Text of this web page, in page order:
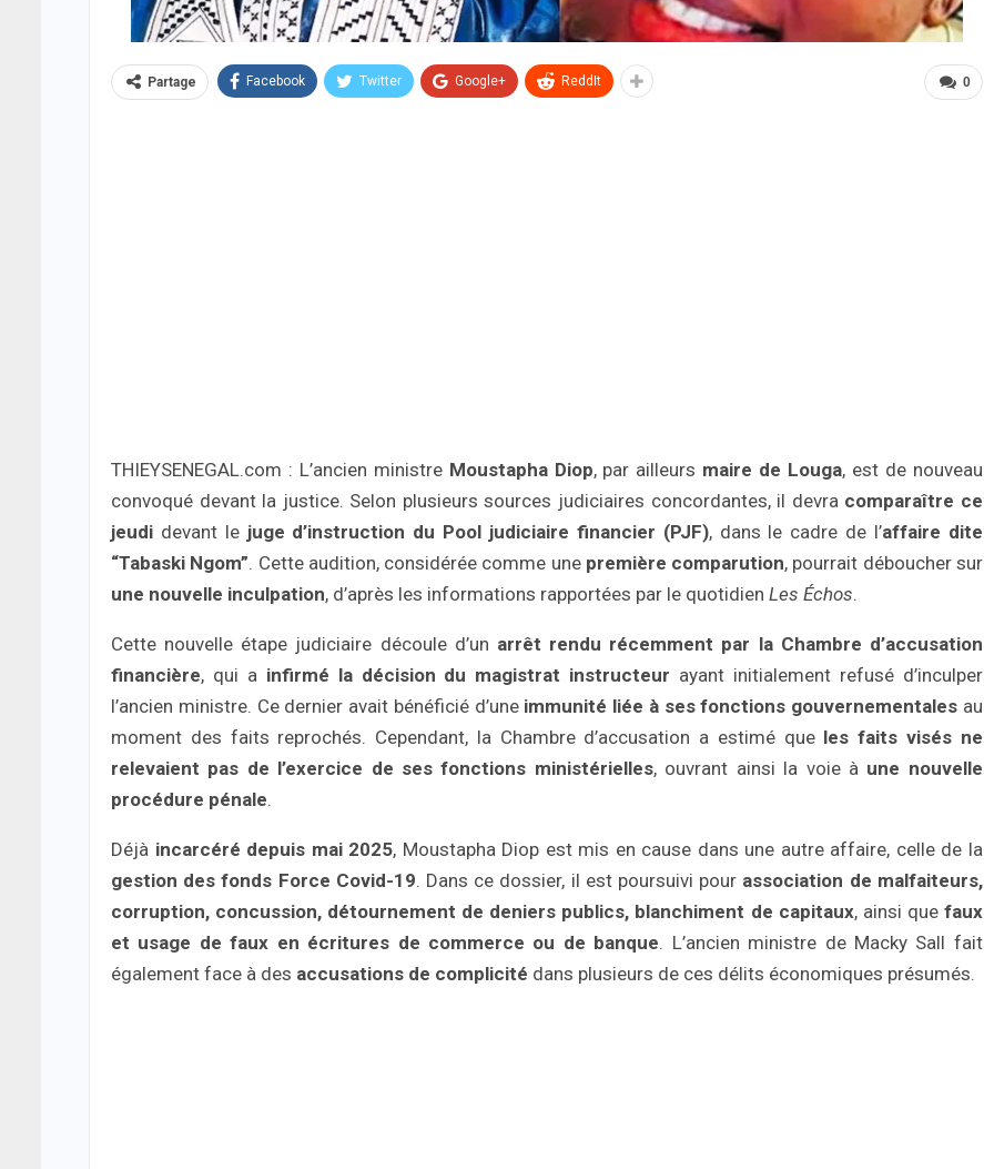
0
Partage Facebook Twitter Google+ ReddIt
THIEYSENEGAL.com : L’ancien ministre Moustapha Diop, par ailleurs maire de Louga, est de nouveau
convoqué devant la justice. Selon plusieurs sources judiciaires concordantes, il devra comparaître ce
jeudi devant le juge d’instruction du Pool judiciaire financier (PJF), dans le cadre de l’affaire dite
“Tabaski Ngom”. Cette audition, considérée comme une première comparution, pourrait déboucher sur
une nouvelle inculpation, d’après les informations rapportées par le quotidien Les Échos.
Cette nouvelle étape judiciaire découle d’un arrêt rendu récemment par la Chambre d’accusation
financière, qui a infirmé la décision du magistrat instructeur ayant initialement refusé d’inculper
l’ancien ministre. Ce dernier avait bénéficié d’une immunité liée à ses fonctions gouvernementales au
moment des faits reprochés. Cependant, la Chambre d’accusation a estimé que les faits visés ne
relevaient pas de l’exercice de ses fonctions ministérielles, ouvrant ainsi la voie à une nouvelle
procédure pénale.
Déjà incarcéré depuis mai 2025, Moustapha Diop est mis en cause dans une autre affaire, celle de la
gestion des fonds Force Covid-19. Dans ce dossier, il est poursuivi pour association de malfaiteurs,
corruption, concussion, détournement de deniers publics, blanchiment de capitaux, ainsi que faux
et usage de faux en écritures de commerce ou de banque. L’ancien ministre de Macky Sall fait
également face à des accusations de complicité dans plusieurs de ces délits économiques présumés.